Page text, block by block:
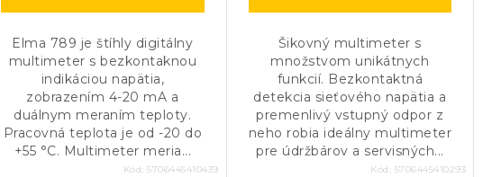
o
Elma 789 je štíhly digitálny
multimeter s bezkontaknou
indikáciou napätia,
zobrazením 4-20 mA a
duálnym meraním teploty.
Pracovná teplota je od -20 do
+55 °C. Multimeter meria...
Kód:5706445410439
Šikovný multimeter s
množstvom unikátnych
funkcií. Bezkontaktná
detekcia sieťového napätia a
premenlivý vstupný odpor z
neho robia ideálny multimeter
pre údržbárov a servisných...
Kód: 5706445410293